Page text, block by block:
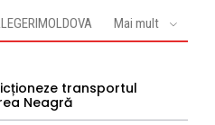
Mai mult
transportul
Neagră